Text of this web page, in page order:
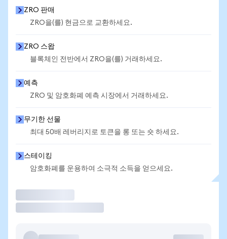
ZRO 판매
ZRO을(를) 현금으로 교환하세요.
ZRO 스왑
블록체인 전반에서 ZRO을(를) 거래하세요.
예측
ZRO 및 암호화폐 예측 시장에서 거래하세요.
무기한 선물
최대 50배 레버리지로 토큰을 롱 또는 숏 하세요.
스테이킹
암호화폐를 운용하여 소극적 소득을 얻으세요.